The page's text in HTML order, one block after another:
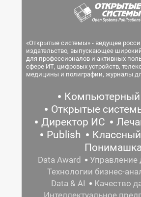
«Открытые системы» - ведущее
издательство, выпускающее
для профессионалов и активных
сфере ИТ, цифровых устройств,
медицины и полиграфии, журналы
Открытые
Директор ИС
Publish
Понимашка
Data Award
Технологии бизнес-
Data & AI
Качество
Интеллектуальное